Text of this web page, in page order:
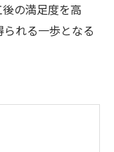
の満足度を高
れる一歩となる